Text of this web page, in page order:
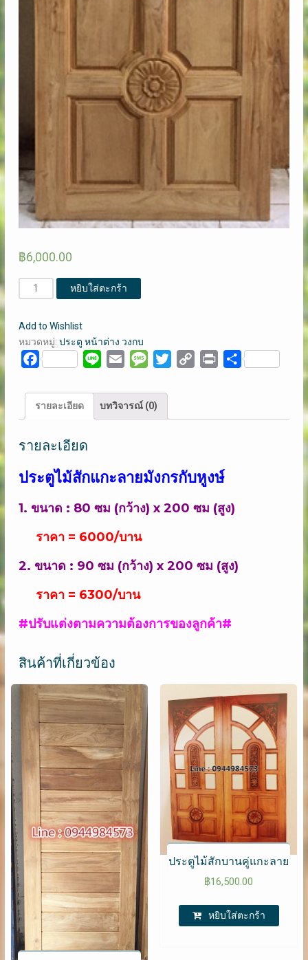
฿6,000.00
จำนวน
ประตู
สัก
แกะ
ลาย
กับ
ดู
ละเอียด)
หยิบใส่ตะกร้า
Add to Wishlist
หมวดหมู่: ประตู หน้าต่าง วงกบ
Facebook Line Email MessageTwitterCopy
Print Share
รายละเอียด บทวิจารณ์ (0)
รายละเอียด
ประตูไม้สักแกะลายมังกรกับหูงษ์
1. ขนาด : 80 ซม (กว้าง) x 200 ซม (สูง)
ราคา = 6000/บาน
2. ขนาด : 90 ซม (กว้าง) x 200 ซม (สูง)
ราคา = 6300/บาน
#ปรับแต่งตามความต้องการของลูกค้า#
สินค้าที่เกี่ยวข้อง
ประตูไม้สักบานคู่แกะลาย
฿16,500.00
หยิบใส่ตะกร้า